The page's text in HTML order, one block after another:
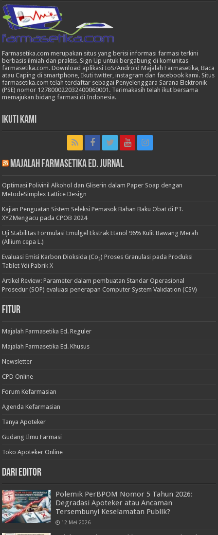
Farmasetika.com merupakan situs yang berisi informasi farmasi terkini
berbasis ilmiah dan praktis. Sign Up untuk bergabung di komunitas
farmasetika.com. Download aplikasi IoS/Android Majalah Farmasetika, Baca
atau Caping di smartphone, Ikuti twitter, instagram dan facebook kami. Situs
farmasetika.com telah terdaftar sebagai Penyelenggara Sarana Elektronik
(PSE) nomor 127800022032400060001. Terimakasih telah ikut bersama
memajukan bidang farmasi di Indonesia.
Ikuti Kami
Majalah Farmasetika Ed. Jurnal
Optimasi Polivinil Alkohol dan Gliserin dalam Paper Soap dengan
MetodeSimplex Lattice Design
Kajian Penguatan Sistem Seleksi Pemasok Bahan Baku Obat di PT.
XYZMengacu pada CPOB 2024
Uji Stabilitas Formulasi Emulgel Ekstrak Etanol 96% Kulit Bawang Merah
(Allium cepa L.)
Evaluasi Emisi Karbon Dioksida (Co₂) Proses Granulasi pada Produksi
Tablet Ydi Pabrik X
Artikel Review: Parameter dalam pembuatan Standar Operasional
Prosedur (SOP) evaluasi penerapan Computer System Validation (CSV)
Fitur
Majalah Farmasetika Ed. Reguler
Majalah Farmasetika Ed. Khusus
Newsletter
CPD Online
Forum Kefarmasian
Agenda Kefarmasian
Tanya Apoteker
Gudang Ilmu Farmasi
Toko Apoteker Online
Dari Editor
Polemik PerBPOM Nomor 5 Tahun 2026:
Degradasi Apoteker atau Ancaman
Tersembunyi Keselamatan Publik?
12 Mei 2026